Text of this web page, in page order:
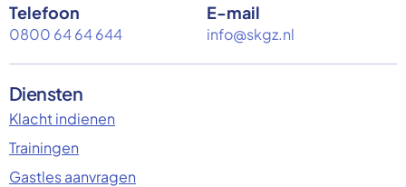
Telefoon
0800 64 64 644
E-mail
info@skgz.nl
Diensten
Klacht indienen
Trainingen
Gastles aanvragen